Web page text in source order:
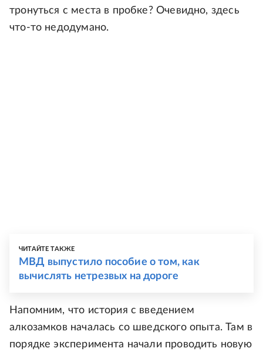
тронуться с места в пробке? Очевидно, здесь
что-то недодумано.
ЧИТАЙТЕ ТАКЖЕ
МВД выпустило пособие о том, как
вычислять нетрезвых на дороге
Напомним, что история с введением
алкозамков началась со шведского опыта. Там в
порядке эксперимента начали проводить новую